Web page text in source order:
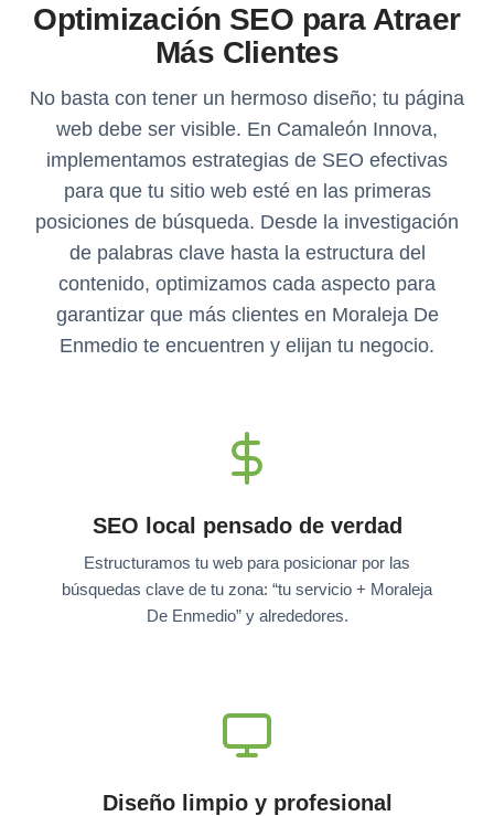
Optimización SEO para Atraer
Más Clientes
No basta con tener un hermoso diseño; tu página
web debe ser visible. En Camaleón Innova,
implementamos estrategias de SEO efectivas
para que tu sitio web esté en las primeras
posiciones de búsqueda. Desde la investigación
de palabras clave hasta la estructura del
contenido, optimizamos cada aspecto para
garantizar que más clientes en Moraleja De
Enmedio te encuentren y elijan tu negocio.
SEO local pensado de verdad
Estructuramos tu web para posicionar por las
búsquedas clave de tu zona: “tu servicio + Moraleja
De Enmedio” y alrededores.
Diseño limpio y profesional